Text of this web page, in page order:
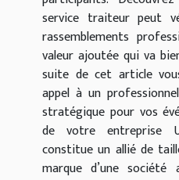
service traiteur peut
rassemblements
valeur ajoutée qui va
suite de cet article
appel à un
stratégique pour vos
de votre entreprise
constitue un allié de
marque d’une société